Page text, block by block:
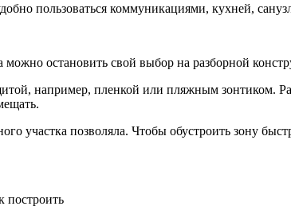
пользоваться коммуникациями, кухней,
остановить свой выбор на разборной
например, пленкой или пляжным зонтиком.
участка позволяла. Чтобы обустроить зону
построить